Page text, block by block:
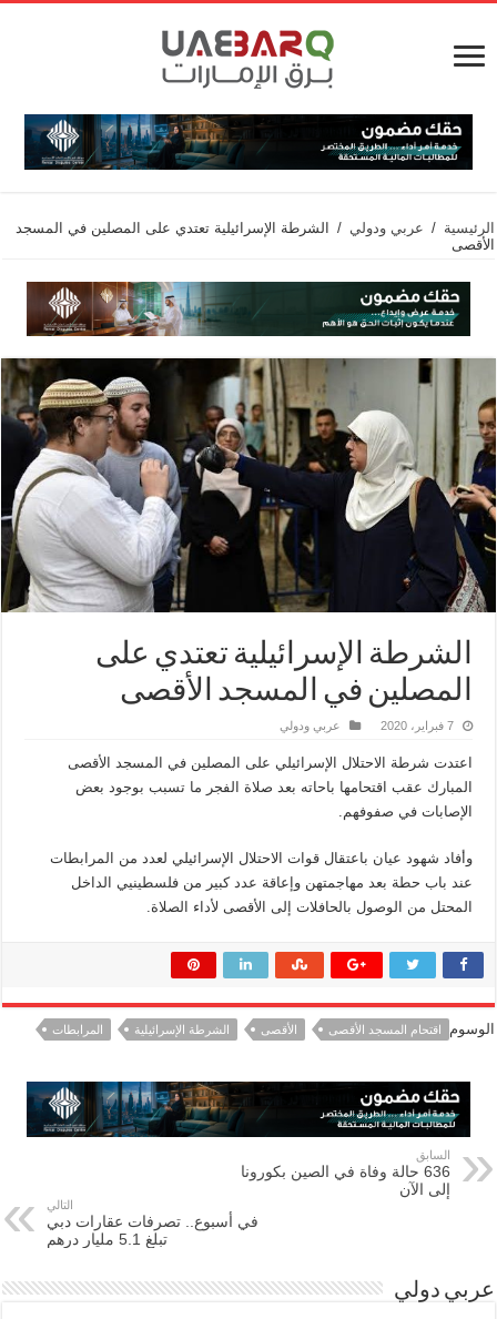
الرئيسية / عربي ودولي /
الشرطة الإسرائيلية تعتدي على المصلين في المسجد
الأقصى
الشرطة الإسرائيلية تعتدي على
المصلين في المسجد الأقصى
7 فبراير، 2020 عربي ودولي
اعتدت شرطة الاحتلال الإسرائيلي على المصلين في المسجد الأقصى
المبارك عقب اقتحامها باحاته بعد صلاة الفجر ما تسبب بوجود بعض
الإصابات في صفوفهم.
وأفاد شهود عيان باعتقال قوات الاحتلال الإسرائيلي لعدد من المرابطات
عند باب حطة بعد مهاجمتهن وإعاقة عدد كبير من فلسطينيي الداخل
المحتل من الوصول بالحافلات إلى الأقصى لأداء الصلاة.
الوسوم اقتحام المسجد الأقصى الأقصى الشرطة الإسرائيلية المرابطات
السابق
636 حالة وفاة في الصين بكورونا
إلى الآن
التالي
في أسبوع.. تصرفات عقارات دبي
تبلغ 5.1 مليار درهم
عربي دولي